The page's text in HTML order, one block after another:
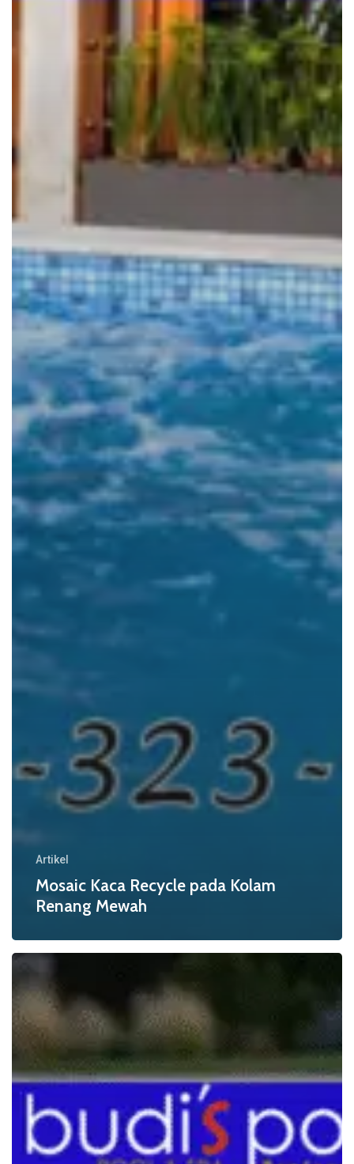
Artikel
Mosaic Kaca Recycle pada Kolam
Renang Mewah
Kualitas
Material
Mosaic
Kolam
Renang